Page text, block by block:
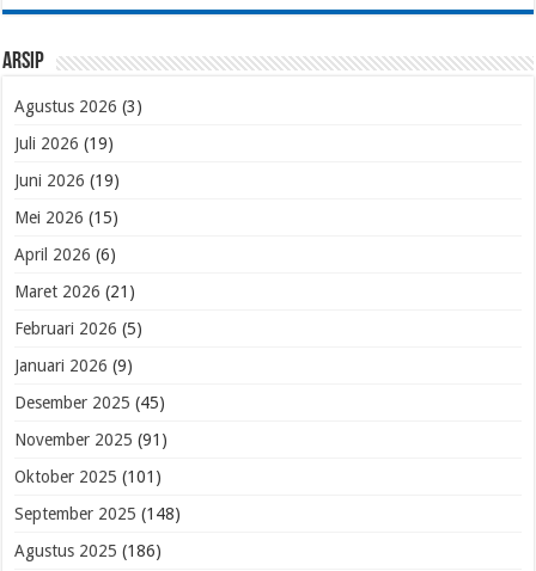
Arsip
Agustus 2026 (3)
Juli 2026 (19)
Juni 2026 (19)
Mei 2026 (15)
April 2026 (6)
Maret 2026 (21)
Februari 2026 (5)
Januari 2026 (9)
Desember 2025 (45)
November 2025 (91)
Oktober 2025 (101)
September 2025 (148)
Agustus 2025 (186)